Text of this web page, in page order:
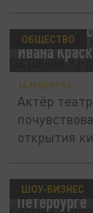
известно о
Ивана
ОБЩЕСТВО
14 МАЯ 09:56
Актёр
открытия
прощания с
Петербурге
ШОУ-БИЗНЕС